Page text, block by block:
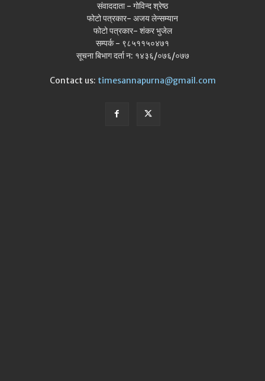
संवाददाता - गोविन्द श्रेष्ठ
फोटो पत्रकार- अजय लेन्सम्यान
फोटो पत्रकार- शंकर भुजेल
सम्पर्क - ९८५११५०४७१
सूचना बिभाग दर्ता न: १४३६/०७६/०७७
Contact us: timesannapurna@gmail.com